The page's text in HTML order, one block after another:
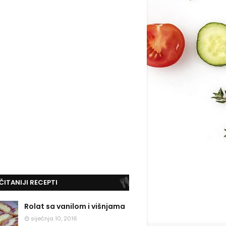
RECEPTI
Rolat sa vanilom i višnjama
siječnja 10, 2016